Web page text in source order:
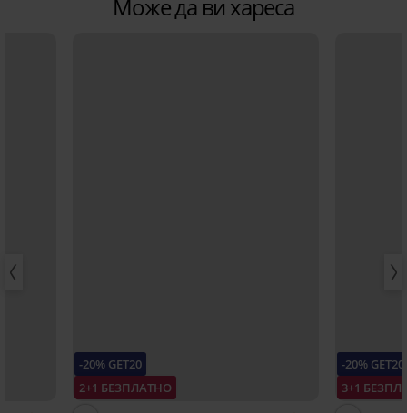
Може да ви хареса
-20% GET20
2+1 БЕЗПЛАТНО
-20% GET20
3+1